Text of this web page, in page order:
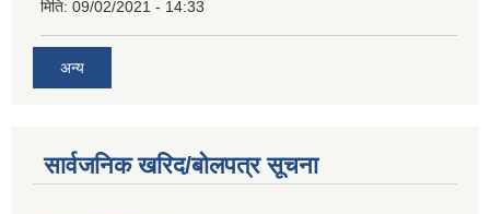
मिति: 09/02/2021 - 14:33
अन्य
सार्वजनिक खरिद/बोलपत्र सूचना